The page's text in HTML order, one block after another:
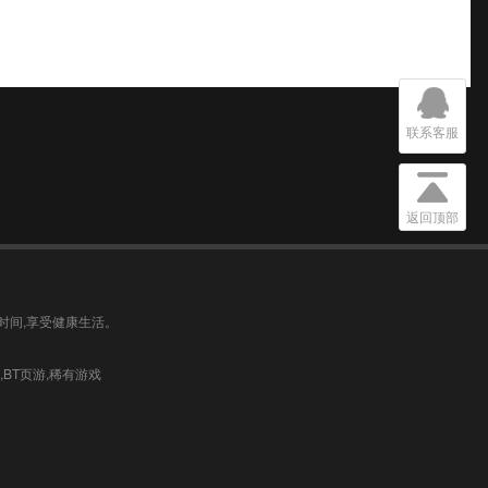
,享受健康生活。
页游,稀有游戏
联系客服
返回顶部